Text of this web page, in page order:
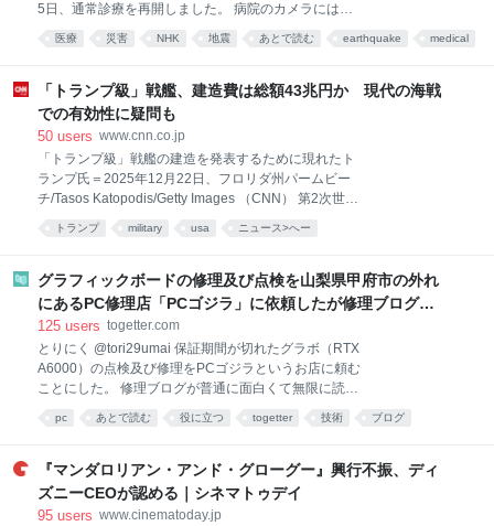
5日、通常診療を再開しました。 病院のカメラには地
震発生時の手術室の緊迫した様子が残されていまし
た。 …
医療 災害 NHK 地震 あとで読む earthquake medical
「トランプ級」戦艦、建造費は総額43兆円か 現代の海戦
での有効性に疑問も
50 users www.cnn.co.jp
「トランプ級」戦艦の建造を発表するために現れたト
ランプ氏＝2025年12月22日、フロリダ州パームビー
チ/Tasos Katopodis/Getty Images （CNN） 第2次世界
大戦後最大の戦艦となる「トランプ級」の建設を海軍
に求める米政権の計画を巡り、建造費は総額2750億ド
新たな報告書から明らかになった。米国の造船所では
建造できない可能性もあるという。 トランプ級のコス
トは1隻あたり180億ドル以上で、これまでに建造され
る。 トランプ級戦艦のコスト高騰で、駆逐艦やフリゲ
ートも含めた海軍の水上戦闘艦の総調達予算は、2025
年の110億ドルから27年には180億ドルへと3分の2以
上増加する見込みだ――。CBOの報告書はそう指摘し
トランプ military usa ニュース>へー
グラフィックボードの修理及び点検を山梨県甲府市の外れ
にあるPC修理店「PCゴジラ」に依頼したが修理ブログが
面白くて無限に読めてしまう
125 users togetter.com
とりにく @tori29umai 保証期間が切れたグラボ（RTX
A6000）の点検及び修理をPCゴジラというお店に頼む
ことにした。 修理ブログが普通に面白くて無限に読ん
でしまうなコレ… pc-godzilla.com/category/%e3%8…
2026-08-04 17:55:30 グラボの修理 - パソコン修理専
損傷・電源回路の異常・映像出力の不具合など、豊富
な修理実績をもとにグラボの修理に特化して対応して
います。見積もり無料・全国対応・メーカー修理より
pc あとで読む 役に立つ togetter 技術 ブログ
『マンダロリアン・アンド・グローグー』興行不振、ディ
ズニーCEOが認める｜シネマトゥデイ
95 users www.cinematoday.jp